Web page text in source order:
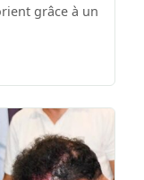
grâce à un